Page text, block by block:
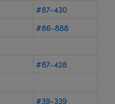
#87-430
#86-888
#87-428
#39-339